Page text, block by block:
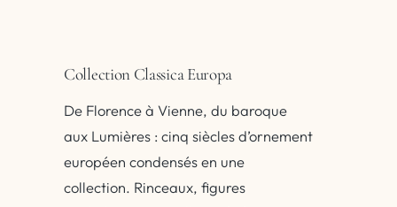
Collection Classica Europa
De Florence à Vienne, du baroque
aux Lumières : cinq siècles d’ornement
européen condensés en une
collection. Rinceaux, figures